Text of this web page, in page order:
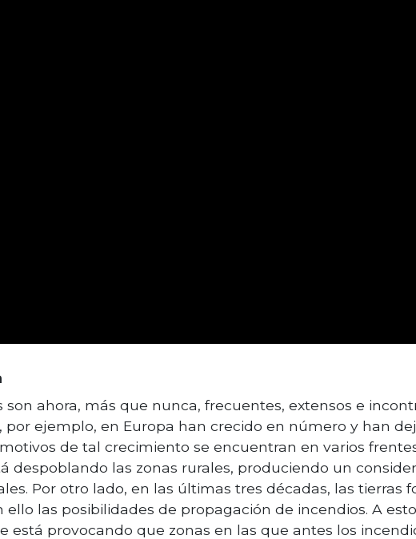
son ahora, más que nunca, frecuentes, extensos e
por ejemplo, en Europa han crecido en número y han
de tal crecimiento se encuentran en varios
despoblando las zonas rurales, produciendo un
Por otro lado, en las últimas tres décadas, las tierras
ello las posibilidades de propagación de incendios. A
está provocando que zonas en las que antes los